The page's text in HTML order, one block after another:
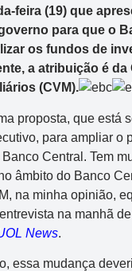
feira (19) que
para que o
os fundos de
a atribuição é
(CVM).
proposta, que está
para ampliar o
Central. Tem
âmbito do Banco
na minha opinião,
na manhã
News.
essa mudança